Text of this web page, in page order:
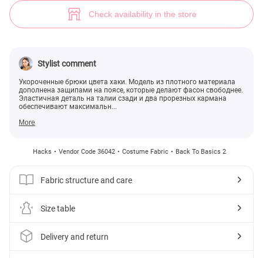
Check availability in the store
Stylist comment
Укороченные брюки цвета хаки. Модель из плотного материала
дополнена защипами на поясе, которые делают фасон свободнее.
Эластичная деталь на талии сзади и два прорезных кармана
обеспечивают максимальн...
More
Hacks Vendor Code 36042 Costume Fabric Back To Basics 2
Fabric structure and care
Size table
Delivery and return
(№ 36042) ♡ Gepur - women clothes store